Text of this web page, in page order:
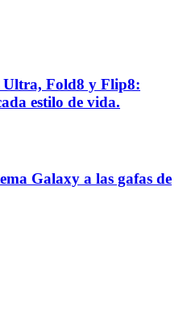
Ultra, Fold8 y Flip8:
estilo de vida.
Galaxy a las gafas de